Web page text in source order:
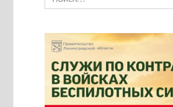
for: